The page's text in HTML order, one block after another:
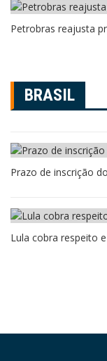
Petrobras reajusta
BRASIL
Prazo de inscrição
Lula cobra respeito